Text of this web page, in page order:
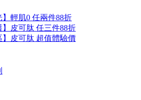
】輕肌0 任兩件88折
】皮可肽 任三件88折
】皮可肽 超值體驗價